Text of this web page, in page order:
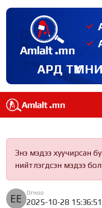
АРД
Энэ мэдээ хуучирсан
нийтлэгдсэн мэдээ
Огноо
2025-10-28 15:36:51